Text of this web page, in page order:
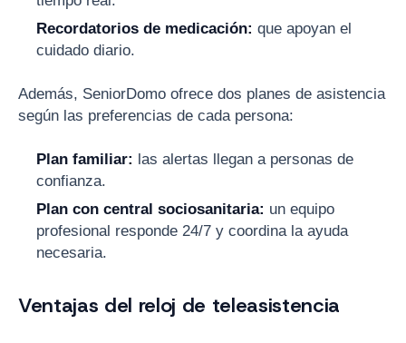
Recordatorios de medicación: que apoyan el
cuidado diario.
Además, SeniorDomo ofrece dos planes de asistencia
según las preferencias de cada persona:
Plan familiar: las alertas llegan a personas de
confianza.
Plan con central sociosanitaria: un equipo
profesional responde 24/7 y coordina la ayuda
necesaria.
Ventajas del reloj de teleasistencia